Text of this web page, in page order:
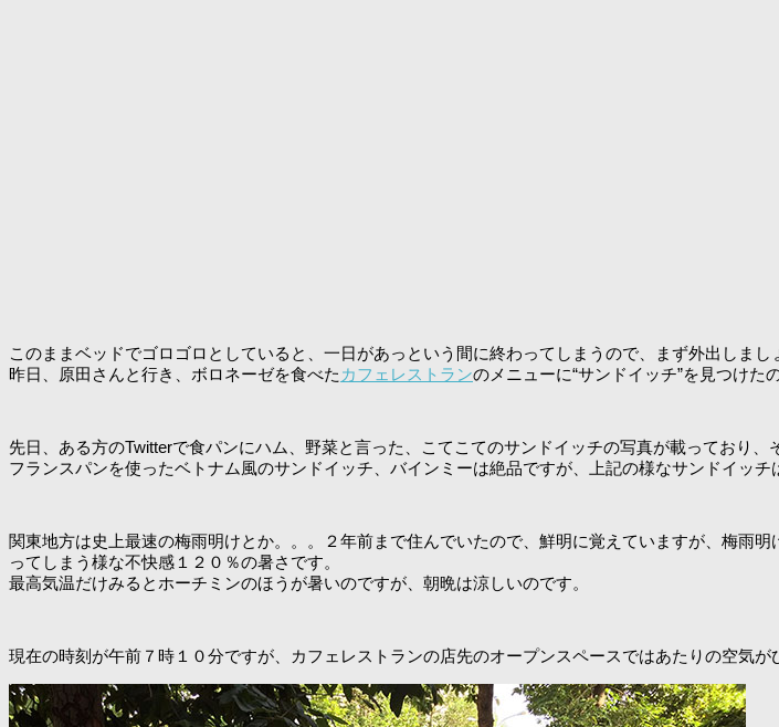
このままベッドでゴロゴロとしていると、一日があっという間に終わってしまうので、まず外出しまし
昨日、原田さんと行き、ボロネーゼを食べた カフェレストランのメニューに“サンドイッチ”を見つけた
先日、ある方のTwitterで食パンにハム、野菜と言った、こてこてのサンドイッチの写真が載っており、
フランスパンを使ったベトナム風のサンドイッチ、バインミーは絶品ですが、上記の様なサンドイッチ
関東地方は史上最速の梅雨明けとか。。。２年前まで住んでいたので、鮮明に覚えていますが、梅雨
ってしまう様な不快感１２０％の暑さです。
最高気温だけみるとホーチミンのほうが暑いのですが、朝晩は涼しいのです。
現在の時刻が午前７時１０分ですが、カフェレストランの店先のオープンスペースではあたりの空気が